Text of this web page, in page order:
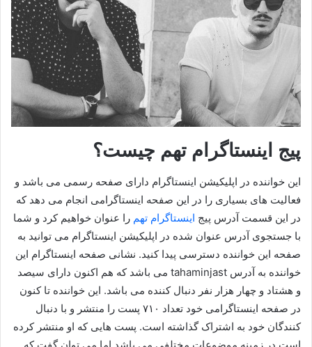
پیج اینستاگرام تهم چیست؟
این خواننده در اپلیکیشن اینستاگرام دارای صفحه رسمی می باشد و
فعالیت های بسیاری را در این صفحه اینستاگرامی انجام می‌ دهد که
در این قسمت آدرس پیج اینستاگر ام تهم را عنوان خواهیم کرد و شما
با جستجوی آدرس عنوان شده در اپلیکیشن اینستاگرام می‌ توانید به
صفحه این خواننده دسترسی پیدا کنید. نشانی صفحه اینستاگرام این
خواننده به آدرس tahaminjast می باشد که هم اکنون دارای سیصد
و هشتاد و چهار هزار نفر دنبال کننده می باشد. این خواننده تا کنون
در صفحه اینستاگرامی خود تعداد ۷۱۰ پست را منتشر و با دنبال
کنندگان خود به اشتراک گذاشته است. پست هایی که او منتشر کرده
است در زمینه موضوعات مختلفی می باشد اما می توان گفت که